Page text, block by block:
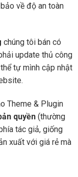
về độ an toàn
chúng tôi bán có
update thủ công
tự mình cập nhật
Theme & Plugin
quyền (thường
tác giả, giống
xuất với giá rẻ mà